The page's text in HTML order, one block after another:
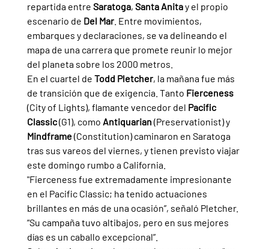
repartida entre Saratoga, Santa Anita y el propio
escenario de Del Mar. Entre movimientos,
embarques y declaraciones, se va delineando el
mapa de una carrera que promete reunir lo mejor
del planeta sobre los 2000 metros.
En el cuartel de Todd Pletcher, la mañana fue más
de transición que de exigencia. Tanto Fierceness
(City of Lights), flamante vencedor del Pacific
Classic (G1), como Antiquarian (Preservationist) y
Mindframe (Constitution) caminaron en Saratoga
tras sus vareos del viernes, y tienen previsto viajar
este domingo rumbo a California.
"Fierceness fue extremadamente impresionante
en el Pacific Classic; ha tenido actuaciones
brillantes en más de una ocasión”, señaló Pletcher.
“Su campaña tuvo altibajos, pero en sus mejores
días es un caballo excepcional”.